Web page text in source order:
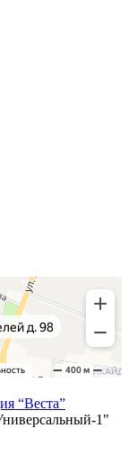
“Веста”
1"